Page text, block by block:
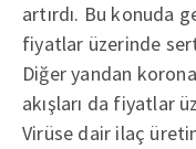
artırdı. Bu konuda
fiyatlar üzerinde
Diğer yandan
akışları da fiyatlar
Virüse dair ilaç